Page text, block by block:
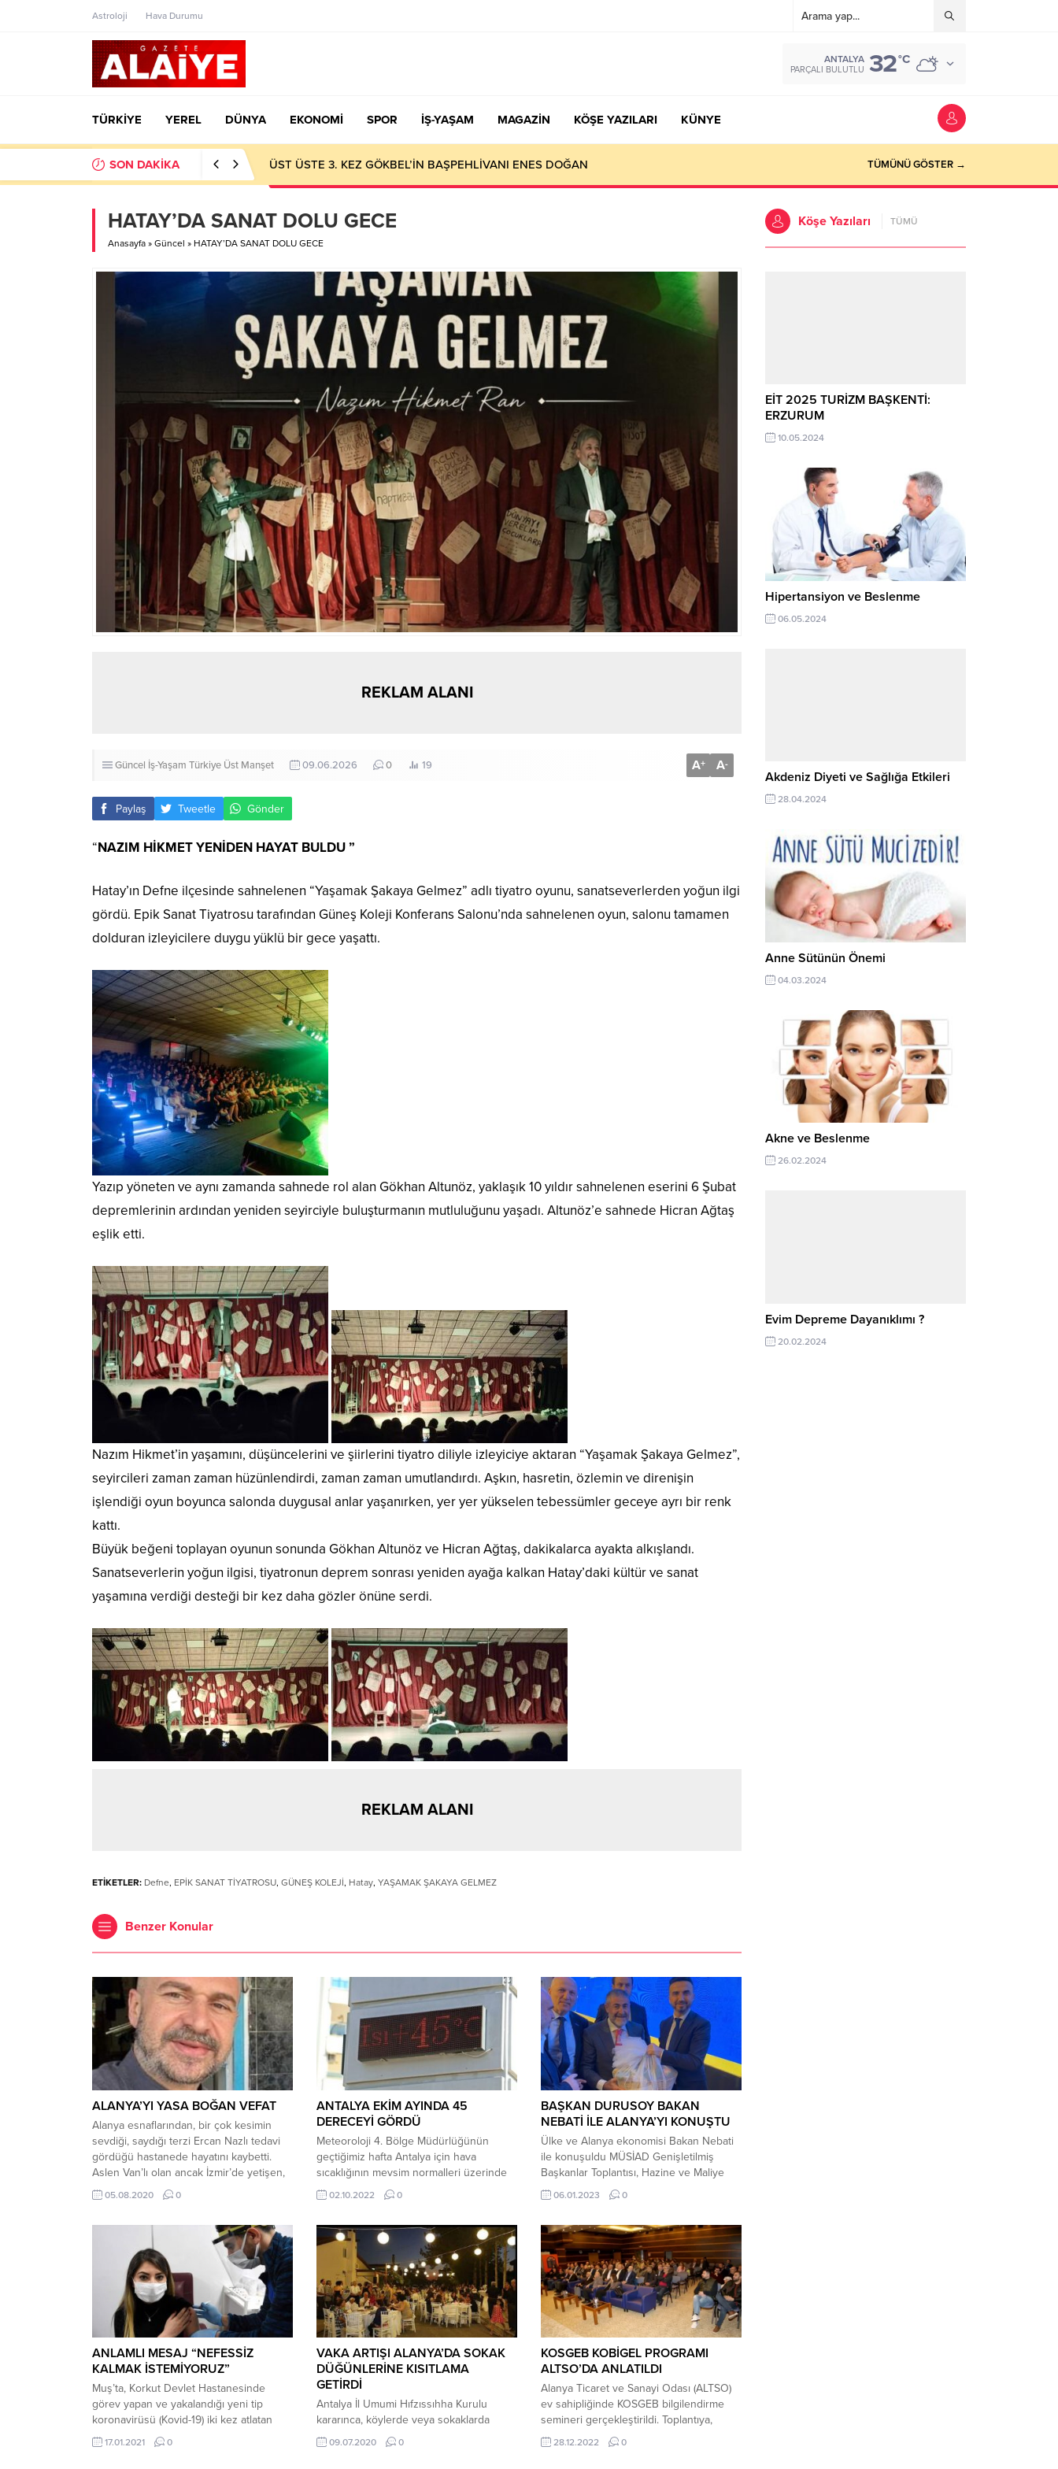
Astroloji Hava Durumu
ANTALYA
PARÇALI BULUTLU 32°C
TÜRKİYE YEREL DÜNYA EKONOMİ SPOR İŞ-YAŞAM MAGAZİN KÖŞE YAZILARI KÜNYE
SON DAKİKA ÜST ÜSTE 3. KEZ GÖKBEL’İN BAŞPEHLİVANI ENES DOĞAN TÜMÜNÜ GÖSTER →
HATAY’DA SANAT DOLU GECE
Anasayfa » Güncel » HATAY’DA SANAT DOLU GECE
REKLAM ALANI
Güncel İş-Yaşam Türkiye Üst Manşet 09.06.2026 0 19 A+ A-
Paylaş Tweetle Gönder
“NAZIM HİKMET YENİDEN HAYAT BULDU ”
Hatay’ın Defne ilçesinde sahnelenen “Yaşamak Şakaya Gelmez” adlı tiyatro oyunu, sanatseverlerden yoğun ilgi
gördü. Epik Sanat Tiyatrosu tarafından Güneş Koleji Konferans Salonu’nda sahnelenen oyun, salonu tamamen
dolduran izleyicilere duygu yüklü bir gece yaşattı.
Yazıp yöneten ve aynı zamanda sahnede rol alan Gökhan Altunöz, yaklaşık 10 yıldır sahnelenen eserini 6 Şubat
depremlerinin ardından yeniden seyirciyle buluşturmanın mutluluğunu yaşadı. Altunöz’e sahnede Hicran Ağtaş
eşlik etti.
Nazım Hikmet’in yaşamını, düşüncelerini ve şiirlerini tiyatro diliyle izleyiciye aktaran “Yaşamak Şakaya Gelmez”,
seyircileri zaman zaman hüzünlendirdi, zaman zaman umutlandırdı. Aşkın, hasretin, özlemin ve direnişin
işlendiği oyun boyunca salonda duygusal anlar yaşanırken, yer yer yükselen tebessümler geceye ayrı bir renk
kattı.
Büyük beğeni toplayan oyunun sonunda Gökhan Altunöz ve Hicran Ağtaş, dakikalarca ayakta alkışlandı.
Sanatseverlerin yoğun ilgisi, tiyatronun deprem sonrası yeniden ayağa kalkan Hatay’daki kültür ve sanat
yaşamına verdiği desteği bir kez daha gözler önüne serdi.
REKLAM ALANI
ETİKETLER: Defne, EPİK SANAT TİYATROSU, GÜNEŞ KOLEJİ, Hatay, YAŞAMAK ŞAKAYA GELMEZ
Benzer Konular
ALANYA’YI YASA BOĞAN VEFAT
Alanya esnaflarından, bir çok kesimin
sevdiği, saydığı terzi Ercan Nazlı tedavi
gördüğü hastanede hayatını kaybetti.
Aslen Van’lı olan ancak İzmir’de yetişen,
uzun zamandır da Alanya’da terzilik
mesleğini sürdüren, muhafazakar,
Nazlı’nın vefatı Alanya esnafını, milliyetçi,
ülkücü kesimi derin üzüntüye boğdu.
Muhafazakar kimliği nedeniyle Ercan
hoca diye...
05.08.2020 0
ANTALYA EKİM AYINDA 45
DERECEYİ GÖRDÜ
Meteoroloji 4. Bölge Müdürlüğünün
geçtiğimiz hafta Antalya için hava
sıcaklığının mevsim normalleri üzerinde
gerçekleşeceğini bildirdi. Bunun üzerine,
turizm kentinde termometreler 45
oluşan bu artış vatandaşları, hem şaşırttı
hem bunalttı. CADDE VE SOKAKLAR BOŞ
KALDI Öğlen saatlerine doğru 40
dereceyi gösteren termometreler, saat
14.30’a kadar belirli...
02.10.2022 0
BAŞKAN DURUSOY BAKAN
NEBATİ İLE ALANYA’YI KONUŞTU
Ülke ve Alanya ekonomisi Bakan Nebati
ile konuşuldu MÜSİAD Genişletilmiş
Başkanlar Toplantısı, Hazine ve Maliye
Bakanı Nureddin Nebati’nin katılımıyla
MÜSİAD’ın genel merkezinde “2022 Yılı
yapıldı. Toplantıya Alanya’dan da katılım
sağlanarak istişare yapıldı. Alanya Şube
Başkanı Mustafa Durusoy tarafından
bakan Nebati’ye tropikal ürünler sepeti
hediye edildi....
06.01.2023 0
ANLAMLI MESAJ “NEFESSİZ
KALMAK İSTEMİYORUZ”
Muş’ta, Korkut Devlet Hastanesinde
görev yapan ve yakalandığı yeni tip
koronavirüsü (Kovid-19) iki kez atlatan
pratisyen hekim Işıl Işık, AA muhabirine
yaptığı açıklamada, Korkut Devlet
17.01.2021 0
VAKA ARTIŞI ALANYA’DA SOKAK
DÜĞÜNLERİNE KISITLAMA
GETİRDİ
Antalya İl Umumi Hıfzıssıhha Kurulu
kararınca, köylerde veya sokaklarda
yapılan düğün gelin alma, kına, nişan,
sünnet düğünü vb. etkinlikler sabah saat
09.07.2020 0
KOSGEB KOBİGEL PROGRAMI
ALTSO’DA ANLATILDI
Alanya Ticaret ve Sanayi Odası (ALTSO)
ev sahipliğinde KOSGEB bilgilendirme
semineri gerçekleştirildi. Toplantıya,
ALTSO Başkanı Eray Erdem, KOSGEB İl
Müdürü İbrahim Uğur Erkış, çok sayıda iş
28.12.2022 0
Köşe Yazıları TÜMÜ
EİT 2025 TURİZM BAŞKENTİ:
ERZURUM
10.05.2024
Hipertansiyon ve Beslenme
06.05.2024
Akdeniz Diyeti ve Sağlığa Etkileri
28.04.2024
Anne Sütünün Önemi
04.03.2024
Akne ve Beslenme
26.02.2024
Evim Depreme Dayanıklımı ?
20.02.2024